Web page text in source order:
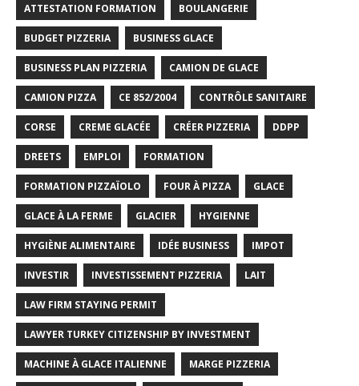
ATTESTATION FORMATION BOULANGERIE
BUDGET PIZZERIA BUSINESS GLACE
BUSINESS PLAN PIZZERIA CAMION DE GLACE
CAMION PIZZA CE 852/2004 CONTRÔLE SANITAIRE
CORSE CREME GLACÉE CRÉER PIZZERIA DDPP
DREETS EMPLOI FORMATION
FORMATION PIZZAÏOLO FOUR À PIZZA GLACE
GLACE À LA FERME GLACIER HYGIENNE
HYGIÈNE ALIMENTAIRE IDÉE BUSINESS IMPOT
INVESTIR INVESTISSEMENT PIZZERIA LAIT
LAW FIRM STAYING PERMIT
LAWYER TURKEY CITIZENSHIP BY INVESTMENT
MACHINE À GLACE ITALIENNE MARGE PIZZERIA